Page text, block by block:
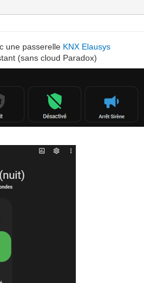
une passerelle KNX Elausys
(sans cloud Paradox)